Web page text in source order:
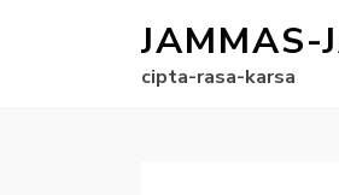
JAMMAS-
cipta-rasa-karsa